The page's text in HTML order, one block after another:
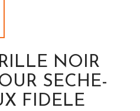
NOIR
SECHE-
FIDELE